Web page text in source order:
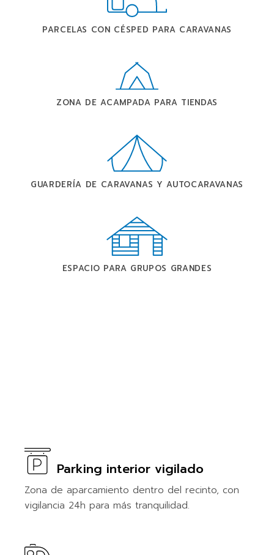
PARCELAS CON CÉSPED PARA CARAVANAS
ZONA DE ACAMPADA PARA TIENDAS
GUARDERÍA DE CARAVANAS Y AUTOCARAVANAS
ESPACIO PARA GRUPOS GRANDES
Parking interior vigilado
Zona de aparcamiento dentro del recinto, con
vigilancia 24h para más tranquilidad.